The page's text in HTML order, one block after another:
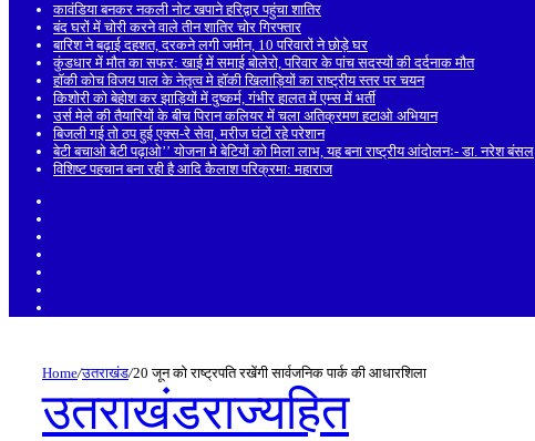
कावंडिया बनकर नकली नोट खपाने हरिद्वार पहुंचा शातिर
बंद घरों में चोरी करने वाले तीन शातिर चोर गिरफ्तार
बारिश ने बढ़ाई दहशत, दरकने लगी जमीन, 10 परिवारों ने छोड़े घर
कुंडधार में मौत का सफर: खाई में समाई बोलेरो, परिवार के पांच सदस्यों की दर्दनाक मौत
हॉकी कोच विजय पाल के नेतृत्व मे हॉकी खिलाड़ियों का राष्ट्रीय स्तर पर चयन
किशोरी को बेहोश कर झाड़ियों में दुष्कर्म, गंभीर हालत में एम्स में भर्ती
उर्स मेले की तैयारियों के बीच पिरान कलियर में चला अतिक्रमण हटाओ अभियान
बिजली गई तो ठप हुई एक्स-रे सेवा, मरीज घंटों रहे परेशान
बेटी बचाओ बेटी पढ़ाओ’’ योजना मे बेटियों को मिला लाभ, यह बना राष्ट्रीय आंदोलनः- डा. नरेश बंसल
विशिष्ट पहचान बना रही है आदि कैलाश परिक्रमा: महाराज
Home/उतराखंड/20 जून को राष्ट्रपति रखेंगी सार्वजनिक पार्क की आधारशिला
उतराखंडराज्यहित